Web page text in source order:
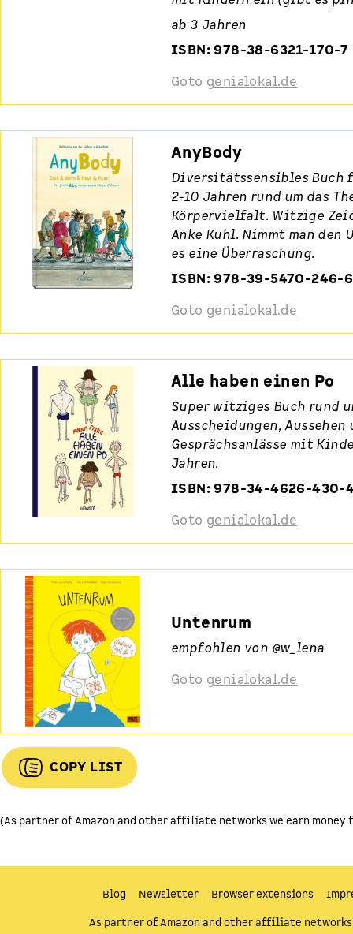
ab 3 Jahren
ISBN: 978-38-6321-170-7
Goto genialokal.de
AnyBody
Diversitätssensibles Buch
2-10 Jahren rund um das
Körpervielfalt. Witzige
Anke Kuhl. Nimmt man den
es eine Überraschung.
ISBN: 978-39-5470-246-6
Goto genialokal.de
Alle haben einen Po
Super witziges Buch rund
Ausscheidungen,
Gesprächsanlässe mit
Jahren.
ISBN: 978-34-4626-430-
Goto genialokal.de
Untenrum
empfohlen von @w_lena
Goto genialokal.de
COPY LIST
(As partner of Amazon and other affiliate networks we earn money
Blog Newsletter Browser extensions
As partner of Amazon and other affiliate